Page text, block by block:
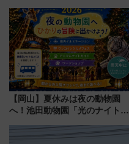
ア「LAKESIDE PARK」（埼玉
県越谷市）
【岡山】夏休みは夜の動物園
へ！池田動物園「光のナイトズ